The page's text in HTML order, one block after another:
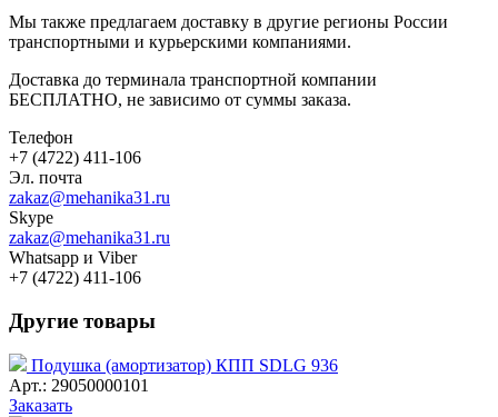
Мы также предлагаем доставку в другие регионы России
транспортными и курьерскими компаниями.
Доставка до терминала транспортной компании
БЕСПЛАТНО, не зависимо от суммы заказа.
Телефон
+7 (4722) 411-106
Эл. почта
zakaz@mehanika31.ru
Skype
zakaz@mehanika31.ru
Whatsapp и Viber
+7 (4722) 411-106
Другие товары
Подушка (амортизатор) КПП SDLG 936
Арт.: 29050000101
Заказать